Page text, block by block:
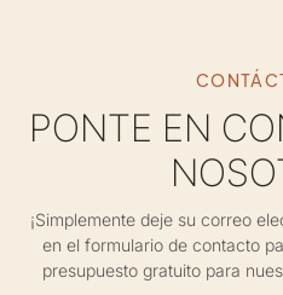
PONTE EN
¡Simplemente deje su correo
en el formulario de contacto
presupuesto gratuito para